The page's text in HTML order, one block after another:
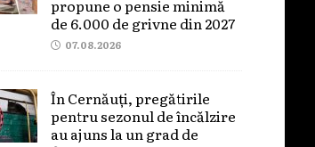
propune o pensie minimă
de 6.000 de grivne din 2027
07.08.2026
În Cernăuți, pregătirile
pentru sezonul de încălzire
au ajuns la un grad de